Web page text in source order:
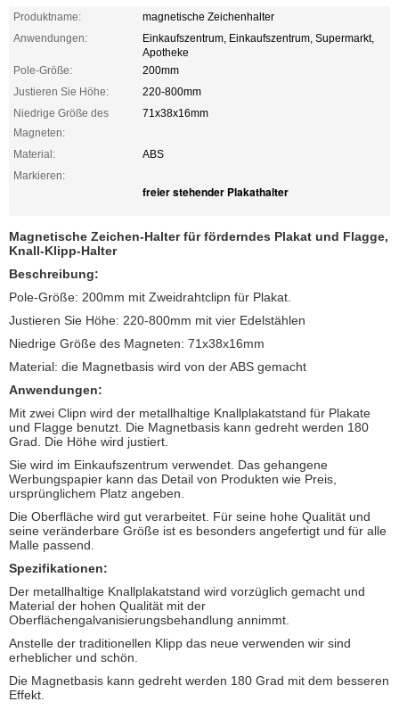
Produktname:
magnetische Zeichenhalter
Anwendungen:
Einkaufszentrum, Einkaufszentrum, Supermarkt,
Apotheke
Pole-Größe:
200mm
Justieren Sie Höhe:
220-800mm
Niedrige Größe des
Magneten:
71x38x16mm
Material:
ABS
Markieren:
freier stehender Plakathalter
Magnetische Zeichen-Halter für förderndes Plakat und Flagge,
Knall-Klipp-Halter
Beschreibung:
Pole-Größe: 200mm mit Zweidrahtclipn für Plakat.
Justieren Sie Höhe: 220-800mm mit vier Edelstählen
Niedrige Größe des Magneten: 71x38x16mm
Material: die Magnetbasis wird von der ABS gemacht
Anwendungen:
Mit zwei Clipn wird der metallhaltige Knallplakatstand für Plakate
und Flagge benutzt. Die Magnetbasis kann gedreht werden 180
Grad. Die Höhe wird justiert.
Sie wird im Einkaufszentrum verwendet. Das gehangene
Werbungspapier kann das Detail von Produkten wie Preis,
ursprünglichem Platz angeben.
Die Oberfläche wird gut verarbeitet. Für seine hohe Qualität und
seine veränderbare Größe ist es besonders angefertigt und für alle
Malle passend.
Spezifikationen:
Der metallhaltige Knallplakatstand wird vorzüglich gemacht und
Material der hohen Qualität mit der
Oberflächengalvanisierungsbehandlung annimmt.
Anstelle der traditionellen Klipp das neue verwenden wir sind
erheblicher und schön.
Die Magnetbasis kann gedreht werden 180 Grad mit dem besseren
Effekt.